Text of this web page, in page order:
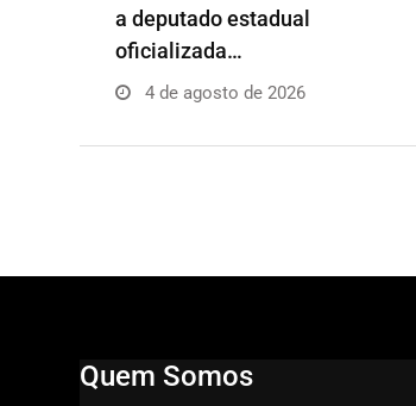
a deputado estadual
oficializada…
4 de agosto de 2026
Quem Somos